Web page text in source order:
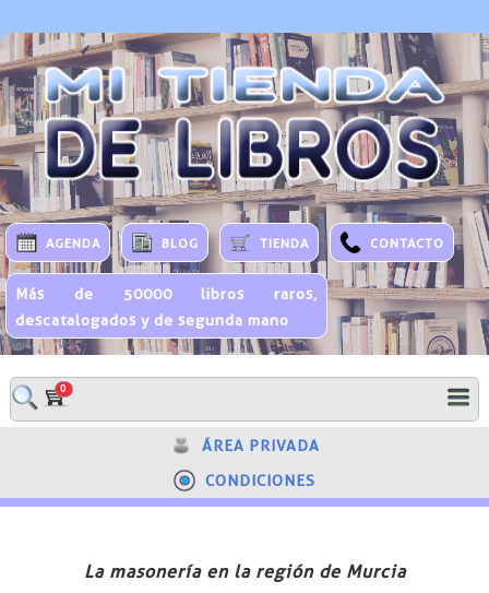
AGENDA BLOG TIENDA CONTACTO
Más de 50000 libros raros,
descatalogados y de segunda mano
0
ÁREA PRIVADA
CONDICIONES
La masonería en la región de Murcia